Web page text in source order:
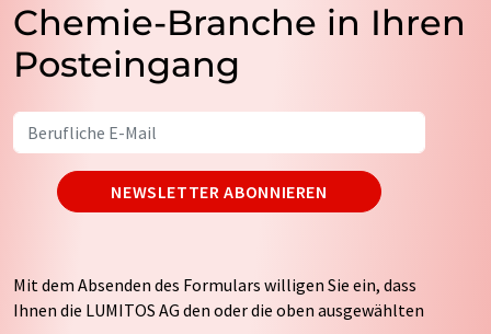
Chemie-Branche in Ihren
Posteingang
NEWSLETTER ABONNIEREN
Mit dem Absenden des Formulars willigen Sie ein, dass
Ihnen die LUMITOS AG den oder die oben ausgewählten